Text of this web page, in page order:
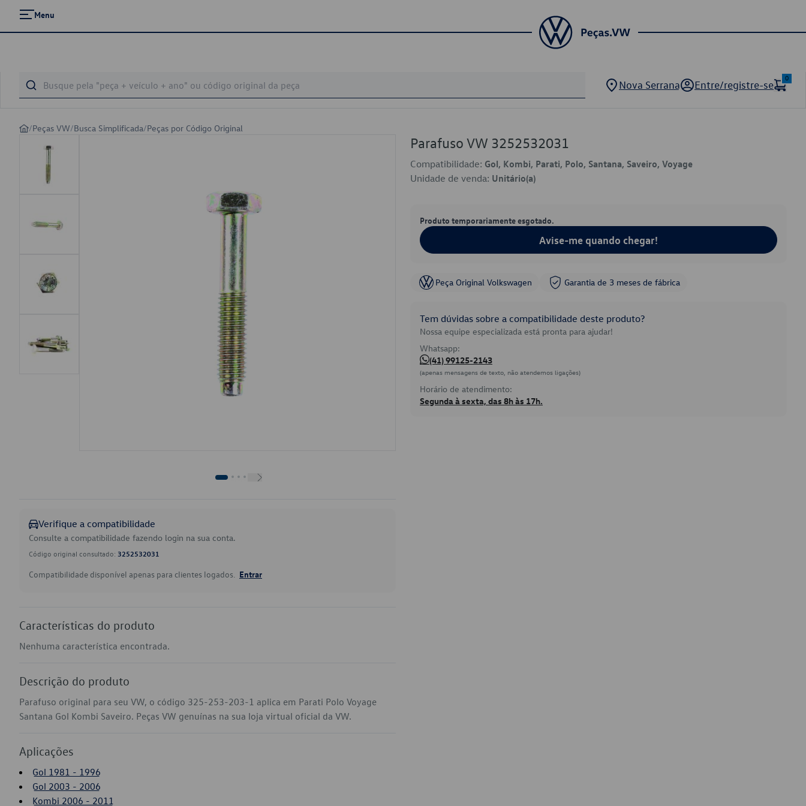
Menu
Nova Serrana Entre/registre-se
0
/Peças VW/Busca Simplificada/Peças por Código Original
Verifique a compatibilidade
Consulte a compatibilidade fazendo login na sua conta.
Código original consultado: 3252532031
Compatibilidade disponível apenas para clientes logados. Entrar
Características do produto
Nenhuma característica encontrada.
Descrição do produto
Parafuso original para seu VW, o código 325-253-203-1 aplica em Parati Polo Voyage
Santana Gol Kombi Saveiro. Peças VW genuínas na sua loja virtual oficial da VW.
Aplicações
Gol 1981 - 1996
Gol 2003 - 2006
Kombi 2006 - 2011
Parafuso VW 3252532031
Compatibilidade: Gol, Kombi, Parati, Polo, Santana, Saveiro, Voyage
Unidade de venda: Unitário(a)
Produto temporariamente esgotado.
Avise-me quando chegar!
Peça Original Volkswagen Garantia de 3 meses de fábrica
Tem dúvidas sobre a compatibilidade deste produto?
Nossa equipe especializada está pronta para ajudar!
Whatsapp:
(41) 99125-2143
(apenas mensagens de texto, não atendemos ligações)
Horário de atendimento:
Segunda à sexta, das 8h às 17h.